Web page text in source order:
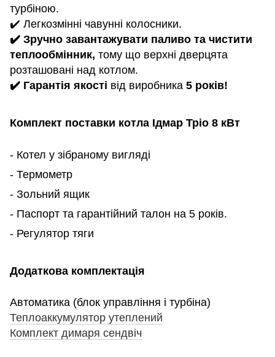
турбіною.
✔️ Легкозмінні чавунні колосники.
✔️ Зручно завантажувати паливо та чистити
теплообмінник, тому що верхні дверцята
розташовані над котлом.
✔️ Гарантія якості від виробника 5 років!
Комплект поставки котла Ідмар Тріо 8 кВт
- Котел у зібраному вигляді
- Термометр
- Зольний ящик
- Паспорт та гарантійний талон на 5 років.
- Регулятор тяги
Додаткова комплектація
Автоматика (блок управління і турбіна)
Теплоаккумулятор утеплений
Комплект димаря сендвіч